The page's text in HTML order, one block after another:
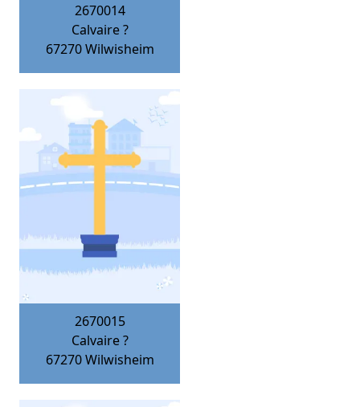
2670014
Calvaire ?
67270 Wilwisheim
2670015
Calvaire ?
67270 Wilwisheim